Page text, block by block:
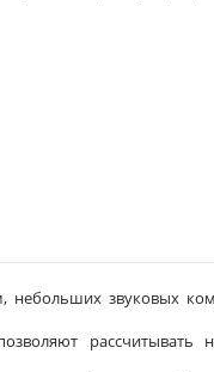
небольших звуковых
рассчитывать